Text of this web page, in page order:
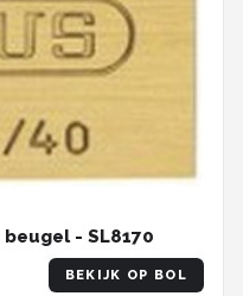
- SL8170
BEKIJK OP BOL